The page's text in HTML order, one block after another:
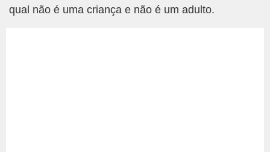
qual não é uma criança e não é um adulto.